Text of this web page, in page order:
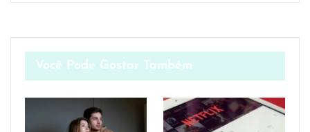
Você Pode Gostar Também